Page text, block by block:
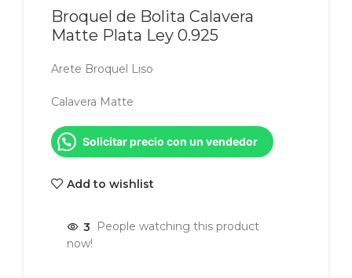
Broquel de Bolita Calavera
Matte Plata Ley 0.925
Arete Broquel Liso
Calavera Matte
Solicitar precio con un vendedor
Add to wishlist
3
People watching this product
now!